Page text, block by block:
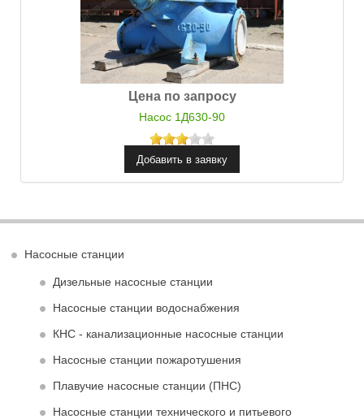
Цена по запросу
Насос 1Д630-90
Насосные станции
Дизельные насосные станции
Насосные станции водоснабжения
КНС - канализационные насосные станции
Насосные станции пожаротушения
Плавучие насосные станции (ПНС)
Насосные станции технического и питьевого